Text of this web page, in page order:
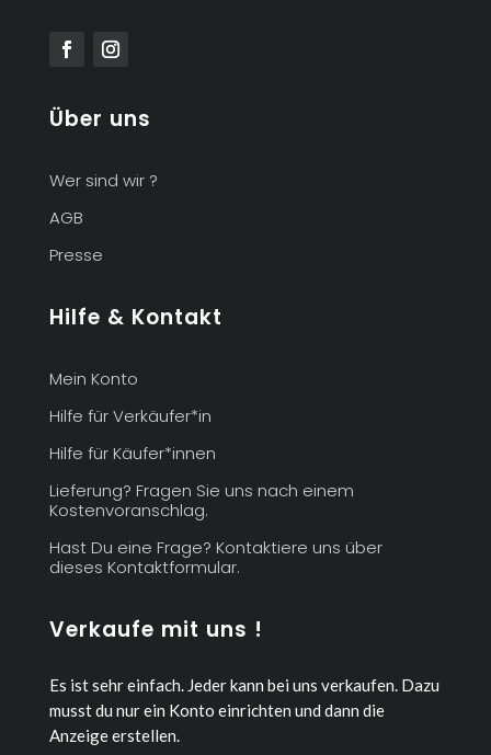
Über uns
Wer sind wir ?
AGB
Presse
Hilfe & Kontakt
Mein Konto
Hilfe für Verkäufer*in
Hilfe für Käufer*innen
Lieferung? Fragen Sie uns nach einem
Kostenvoranschlag.
Hast Du eine Frage? Kontaktiere uns über
dieses Kontaktformular.
Verkaufe mit uns !
Es ist sehr einfach. Jeder kann bei uns verkaufen. Dazu
musst du nur ein Konto einrichten und dann die
Anzeige erstellen.